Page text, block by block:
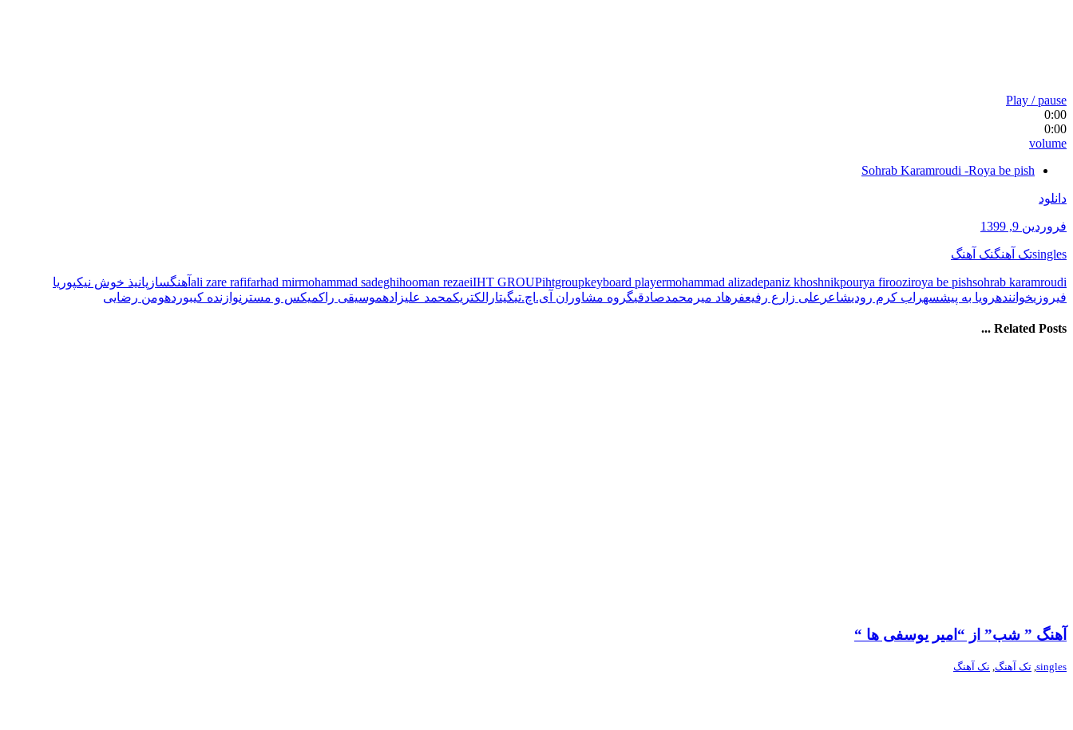
Play / pause
0:00
0:00
volume
Sohrab Karamroudi -Roya be pish
دانلود
فروردین 9, 1399
singlesتک آهنگنک آهنگ
ali zare rafifarhad mirmohammad sadeghihooman rezaeiIHT GROUPihtgroupkeyboard playermohammad alizadepaniz khoshnikpourya firooziroya be pishsohrab karamroudi آهنگساز پانیذ خوش نیکپوریا
فیروزیخوانندهرویا به پیشسهراب کرم رودیشاعر علی زارع رفیعفرهاد میرمحمدصادقیگروه مشاوران آی.اچ.تیگیتارالکتریکمحمد علیزادهموسیقی راکمیکس و مستر نوازنده کیبوردهومن رضایی
Related Posts ...
آهنگ ” شب” از “امیر یوسفی ها “
singles تک آهنگ نک آهنگ